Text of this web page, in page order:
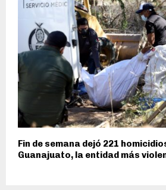
Fin de semana dejó 221
Guanajuato, la entidad más